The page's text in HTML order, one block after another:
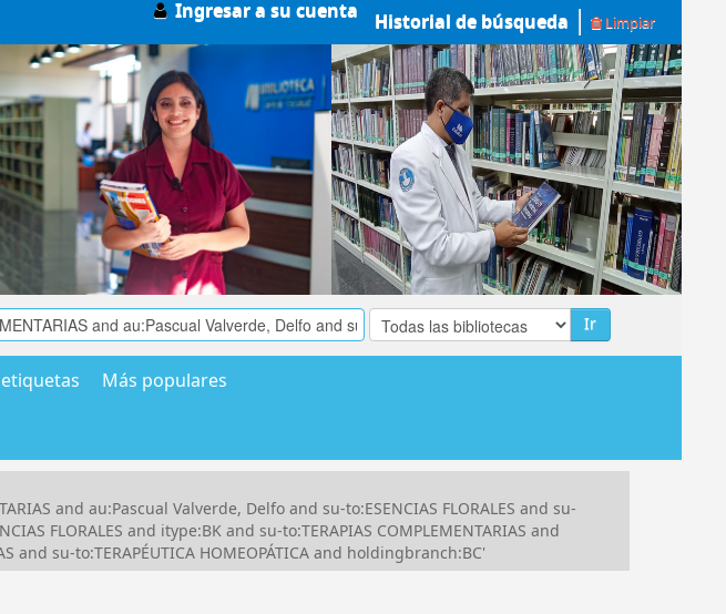
Ingresar a su cuenta Historial de búsqueda Limpiar
Ir
Más populares
and au:Pascual Valverde, Delfo and su-to:ESENCIAS FLORALES and su-
FLORALES and itype:BK and su-to:TERAPIAS COMPLEMENTARIAS and
and su-to:TERAPÉUTICA HOMEOPÁTICA and holdingbranch:BC'